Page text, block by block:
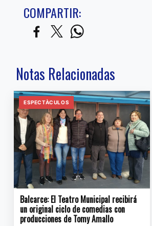
COMPARTIR:
Notas Relacionadas
ESPECTÀCULOS
Balcarce: El Teatro Municipal recibirá
un original ciclo de comedias con
producciones de Tomy Amallo